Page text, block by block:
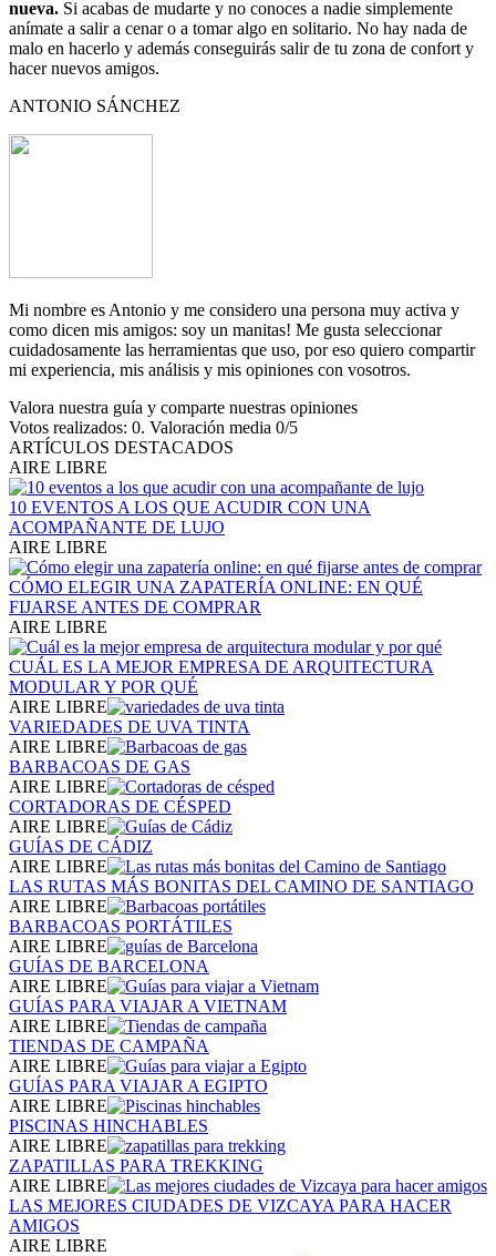
nueva. Si acabas de mudarte y no conoces a nadie simplemente
anímate a salir a cenar o a tomar algo en solitario. No hay nada de
malo en hacerlo y además conseguirás salir de tu zona de confort y
hacer nuevos amigos.
ANTONIO SÁNCHEZ
Mi nombre es Antonio y me considero una persona muy activa y
como dicen mis amigos: soy un manitas! Me gusta seleccionar
cuidadosamente las herramientas que uso, por eso quiero compartir
mi experiencia, mis análisis y mis opiniones con vosotros.
Valora nuestra guía y comparte nuestras opiniones
Votos realizados: 0. Valoración media 0/5
ARTÍCULOS DESTACADOS
AIRE LIBRE
10 EVENTOS A LOS QUE ACUDIR CON UNA
ACOMPAÑANTE DE LUJO
AIRE LIBRE
CÓMO ELEGIR UNA ZAPATERÍA ONLINE: EN QUÉ
FIJARSE ANTES DE COMPRAR
AIRE LIBRE
CUÁL ES LA MEJOR EMPRESA DE ARQUITECTURA
MODULAR Y POR QUÉ
AIRE LIBRE
VARIEDADES DE UVA TINTA
AIRE LIBRE
BARBACOAS DE GAS
AIRE LIBRE
CORTADORAS DE CÉSPED
AIRE LIBRE
GUÍAS DE CÁDIZ
AIRE LIBRE
LAS RUTAS MÁS BONITAS DEL CAMINO DE SANTIAGO
AIRE LIBRE
BARBACOAS PORTÁTILES
AIRE LIBRE
GUÍAS DE BARCELONA
AIRE LIBRE
GUÍAS PARA VIAJAR A VIETNAM
AIRE LIBRE
TIENDAS DE CAMPAÑA
AIRE LIBRE
GUÍAS PARA VIAJAR A EGIPTO
AIRE LIBRE
PISCINAS HINCHABLES
AIRE LIBRE
ZAPATILLAS PARA TREKKING
AIRE LIBRE
LAS MEJORES CIUDADES DE VIZCAYA PARA HACER
AMIGOS
AIRE LIBRE